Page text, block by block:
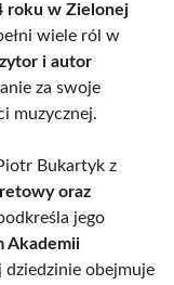
roku w Zielonej
wiele ról w
i autor
za swoje
muzycznej.
Bukartyk z
oraz
jego
Akademii
dziedzinie obejmuje